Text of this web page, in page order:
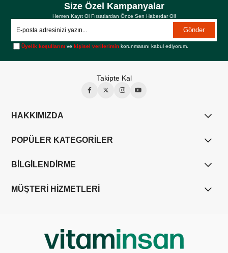
Size Özel Kampanyalar
Hemen Kayıt Ol Fırsatlardan Önce Sen Haberdar Ol!
Gönder
Üyelik koşullarını vekişisel verilerimin korunmasını kabul ediyorum.
Takipte Kal
HAKKIMIZDA
POPÜLER KATEGORİLER
BİLGİLENDİRME
MÜŞTERİ HİZMETLERİ